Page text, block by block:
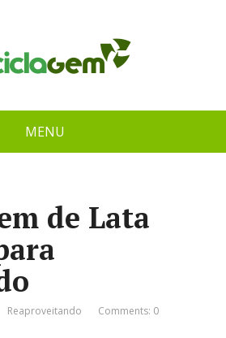
MENU
de Lata
Reaproveitando Comments: 0